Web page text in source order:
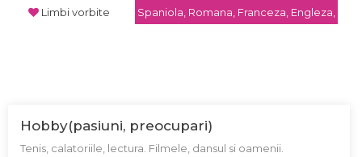
Limbi vorbite Spaniola, Romana, Franceza, Engleza,
Hobby(pasiuni, preocupari)
Tenis, calatoriile, lectura. Filmele, dansul si oamenii.